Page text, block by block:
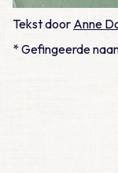
Tekst door Anne
* Gefingeerde